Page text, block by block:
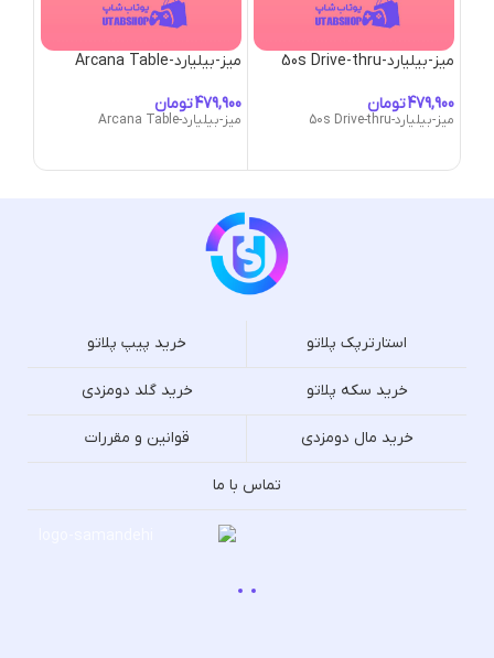
میز-بیلیارد-50s Drive-thru
تومان
میز-بیلیارد-50s Drive-thru
میز-بیلیارد-Arcana Table
تومان
میز-بیلیارد-Arcana Table
استارترپک پلاتو خرید پیپ پلاتو
خرید سکه پلاتو خرید گلد دومزدی
خرید مال دومزدی قوانین و مقررات
تماس با ما